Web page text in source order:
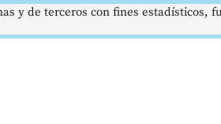
y de terceros con fines